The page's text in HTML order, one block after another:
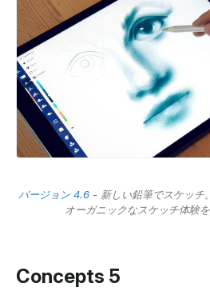
バージョン 4.6 - 新しい鉛筆でスケッチ
オーガニックなスケッチ体験
Concepts 5